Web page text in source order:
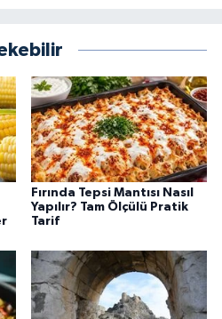
Fırında Tepsi Mantısı Nasıl
Yapılır? Tam Ölçülü Pratik
Tarif